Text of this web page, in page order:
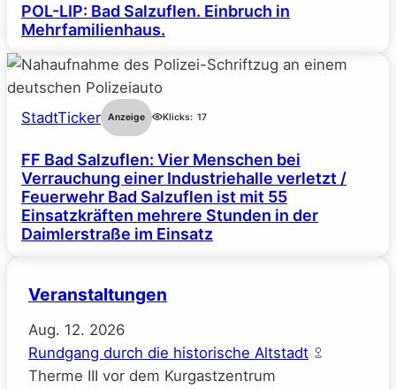
POL-LIP: Bad Salzuflen. Einbruch in
Mehrfamilienhaus.
StadtTicker Anzeige Klicks: 17
FF Bad Salzuflen: Vier Menschen bei
Verrauchung einer Industriehalle verletzt /
Feuerwehr Bad Salzuflen ist mit 55
Einsatzkräften mehrere Stunden in der
Daimlerstraße im Einsatz
Veranstaltungen
Aug. 12. 2026
Rundgang durch die historische Altstadt
Therme III vor dem Kurgastzentrum